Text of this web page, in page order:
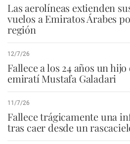
Las aerolíneas extienden
vuelos a Emiratos Árabes
región
12/7/26
Fallece a los 24 años un
emiratí Mustafa Galadari
11/7/26
Fallece trágicamente una
tras caer desde un